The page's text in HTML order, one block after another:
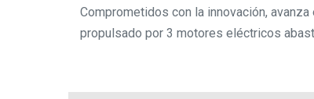
Comprometidos con la innovación,
propulsado por 3 motores eléctricos